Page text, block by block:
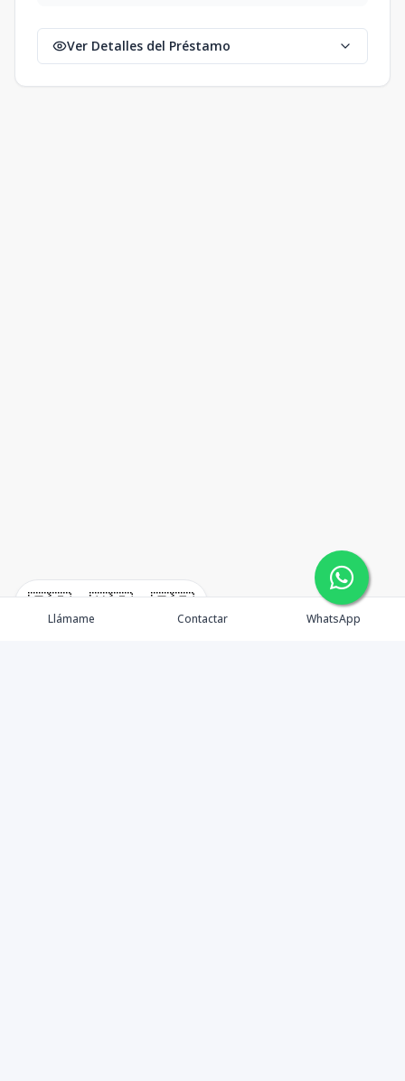
🇪🇸 🇺🇸 🇫🇷
Ver Detalles del Préstamo
Llámame Contactar WhatsApp